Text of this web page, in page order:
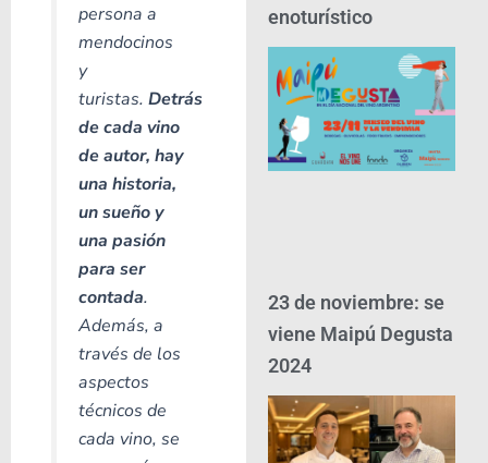
persona a
mendocinos
y
turistas. Detrás
de cada vino
de autor, hay
una historia,
un sueño y
una pasión
para ser
contada.
Además, a
través de los
aspectos
técnicos de
cada vino, se
enoturístico
23 de noviembre: se
viene Maipú Degusta
2024